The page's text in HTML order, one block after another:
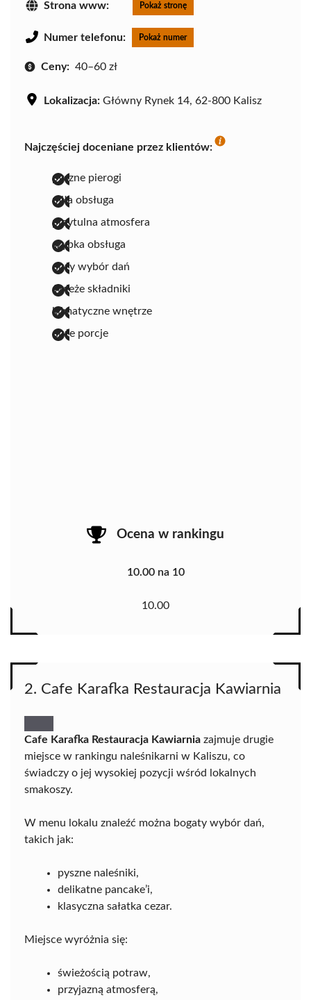
Strona www: Pokaż stronę
Numer telefonu: Pokaż numer
Ceny: 40–60 zł
Lokalizacja: Główny Rynek 14, 62-800 Kalisz
Najczęściej doceniane przez klientów:
pyszne pierogi
miła obsługa
przytulna atmosfera
szybka obsługa
duży wybór dań
świeże składniki
klimatyczne wnętrze
duże porcje
Ocena w rankingu
10.00 na 10
10.00
2. Cafe Karafka Restauracja Kawiarnia
Cafe Karafka Restauracja Kawiarnia zajmuje drugie
miejsce w rankingu naleśnikarni w Kaliszu, co
świadczy o jej wysokiej pozycji wśród lokalnych
smakoszy.
W menu lokalu znaleźć można bogaty wybór dań,
takich jak:
pyszne naleśniki,
delikatne pancake’i,
klasyczna sałatka cezar.
Miejsce wyróżnia się:
świeżością potraw,
przyjazną atmosferą,